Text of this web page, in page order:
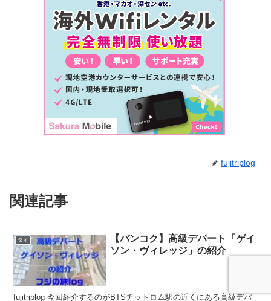
fujitriplog
関連記事
タイ
【バンコク】高級デパート「ゲイ
ソン・ヴィレッジ」の紹介
fujitriplog 今回紹介するのがBTSチットロム駅の近くにある高級デパ